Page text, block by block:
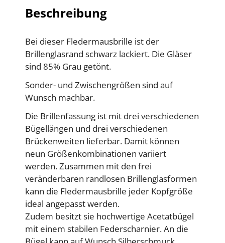
Beschreibung
Bei dieser Fledermausbrille ist der
Brillenglasrand schwarz lackiert. Die Gläser
sind 85% Grau getönt.
Sonder- und Zwischengrößen sind auf
Wunsch machbar.
Die Brillenfassung ist mit drei verschiedenen
Bügellängen und drei verschiedenen
Brückenweiten lieferbar. Damit können
neun Größenkombinationen variiert
werden. Zusammen mit den frei
veränderbaren randlosen Brillenglasformen
kann die Fledermausbrille jeder Kopfgröße
ideal angepasst werden.
Zudem besitzt sie hochwertige Acetatbügel
mit einem stabilen Federscharnier. An die